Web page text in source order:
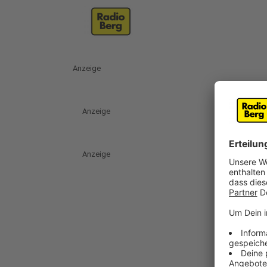
Anzeige
Anzeige
Anzeige